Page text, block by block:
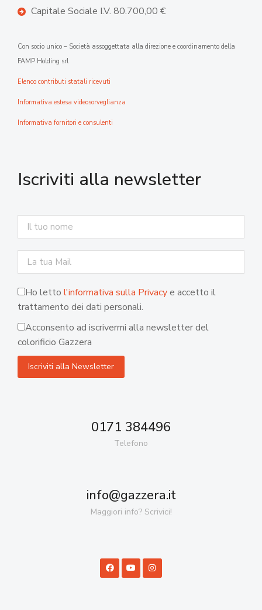
Capitale Sociale I.V. 80.700,00 €
Con socio unico – Società assoggettata alla direzione e coordinamento della
FAMP Holding srl
Elenco contributi statali ricevuti
Informativa estesa videosorveglianza
Informativa fornitori e consulenti
Iscriviti alla newsletter
Ho letto l'informativa sulla Privacye accetto il
trattamento dei dati personali.
Acconsento ad iscrivermi alla newsletter del
colorificio Gazzera
0171 384496
Telefono
info@gazzera.it
Maggiori info? Scrivici!